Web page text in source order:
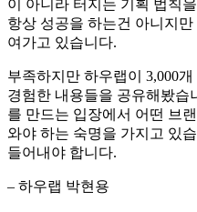
이 아니라 터지는 기획 법칙
항상 성공을 하는건 아니지
여가고 있습니다.
부족하지만 하우랩이 3,000
경험한 내용들을 공유해봤습
를 만드는 입장에서 어떤 브
와야 하는 숙명을 가지고 있
들어내야 합니다.
– 하우랩 박현용